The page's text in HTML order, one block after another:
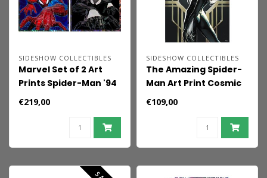
SIDESHOW COLLECTIBLES
Marvel Set of 2 Art
Prints Spider-Man '94
Deluxe Set 61 x 41 cm -
€219,00
SIDESHOW COLLECTIBLES
The Amazing Spider-
Man Art Print Cosmic
Black Cat 61 x 41 cm -
€109,00